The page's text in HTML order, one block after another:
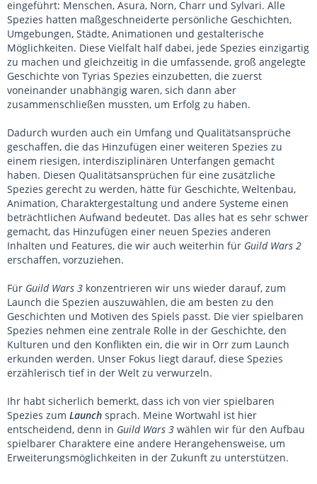
eingeführt: Menschen, Asura, Norn, Charr und Sylvari. Alle
Spezies hatten maßgeschneiderte persönliche Geschichten,
Umgebungen, Städte, Animationen und gestalterische
Möglichkeiten. Diese Vielfalt half dabei, jede Spezies einzigartig
zu machen und gleichzeitig in die umfassende, groß angelegte
Geschichte von Tyrias Spezies einzubetten, die zuerst
voneinander unabhängig waren, sich dann aber
zusammenschließen mussten, um Erfolg zu haben.
Dadurch wurden auch ein Umfang und Qualitätsansprüche
geschaffen, die das Hinzufügen einer weiteren Spezies zu
einem riesigen, interdisziplinären Unterfangen gemacht
haben. Diesen Qualitätsansprüchen für eine zusätzliche
Spezies gerecht zu werden, hätte für Geschichte, Weltenbau,
Animation, Charaktergestaltung und andere Systeme einen
beträchtlichen Aufwand bedeutet. Das alles hat es sehr schwer
gemacht, das Hinzufügen einer neuen Spezies anderen
Inhalten und Features, die wir auch weiterhin für Guild Wars 2
erschaffen, vorzuziehen.
Für Guild Wars 3 konzentrieren wir uns wieder darauf, zum
Launch die Spezien auszuwählen, die am besten zu den
Geschichten und Motiven des Spiels passt. Die vier spielbaren
Spezies nehmen eine zentrale Rolle in der Geschichte, den
Kulturen und den Konflikten ein, die wir in Orr zum Launch
erkunden werden. Unser Fokus liegt darauf, diese Spezies
erzählerisch tief in der Welt zu verwurzeln.
Ihr habt sicherlich bemerkt, dass ich von vier spielbaren
Spezies zum Launch sprach. Meine Wortwahl ist hier
entscheidend, denn in Guild Wars 3 wählen wir für den Aufbau
spielbarer Charaktere eine andere Herangehensweise, um
Erweiterungsmöglichkeiten in der Zukunft zu unterstützen.